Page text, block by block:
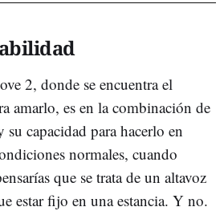
2, donde se encuentra el
amarlo, es en la combinación de
capacidad para hacerlo en
normales, cuando
que se trata de un altavoz
estar fijo en una estancia. Y no.